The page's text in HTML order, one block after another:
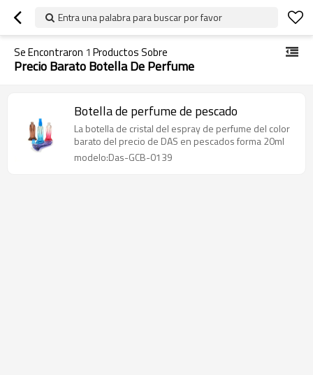
Entra una palabra para buscar por favor
Se Encontraron 1 Productos Sobre
Precio Barato Botella De Perfume
Botella de perfume de pescado
La botella de cristal del espray de perfume del color
barato del precio de DAS en pescados forma 20ml
modelo:Das-GCB-0139